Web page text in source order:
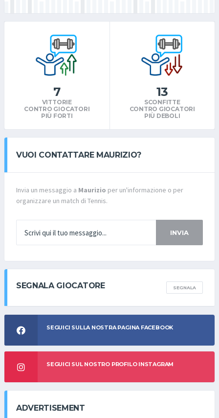
7
VITTORIE
CONTRO GIOCATORI
PIÙ FORTI
13
SCONFITTE
CONTRO GIOCATORI
PIÙ DEBOLI
VUOI CONTATTARE MAURIZIO?
Invia un messaggio a Maurizio per un'informazione o per
organizzare un match di Tennis.
INVIA
SEGNALA GIOCATORE SEGNALA
SEGUICI SULLA NOSTRA PAGINA FACEBOOK
SEGUICI SUL NOSTRO PROFILO INSTAGRAM
ADVERTISEMENT